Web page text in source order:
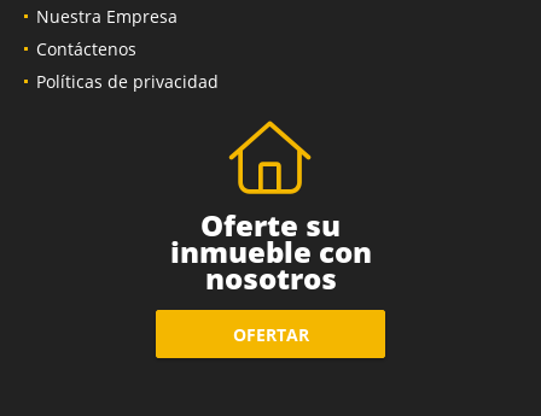
Nuestra Empresa
Contáctenos
Políticas de privacidad
Oferte su
inmueble con
nosotros
OFERTAR